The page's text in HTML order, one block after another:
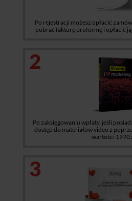
Po rejestracji możesz opłacić
pobrać fakturę proformę i opłacić
2
Po zaksięgowaniu wpłaty, jeśli
dostęp do materiałów video z
wartości 1970
3